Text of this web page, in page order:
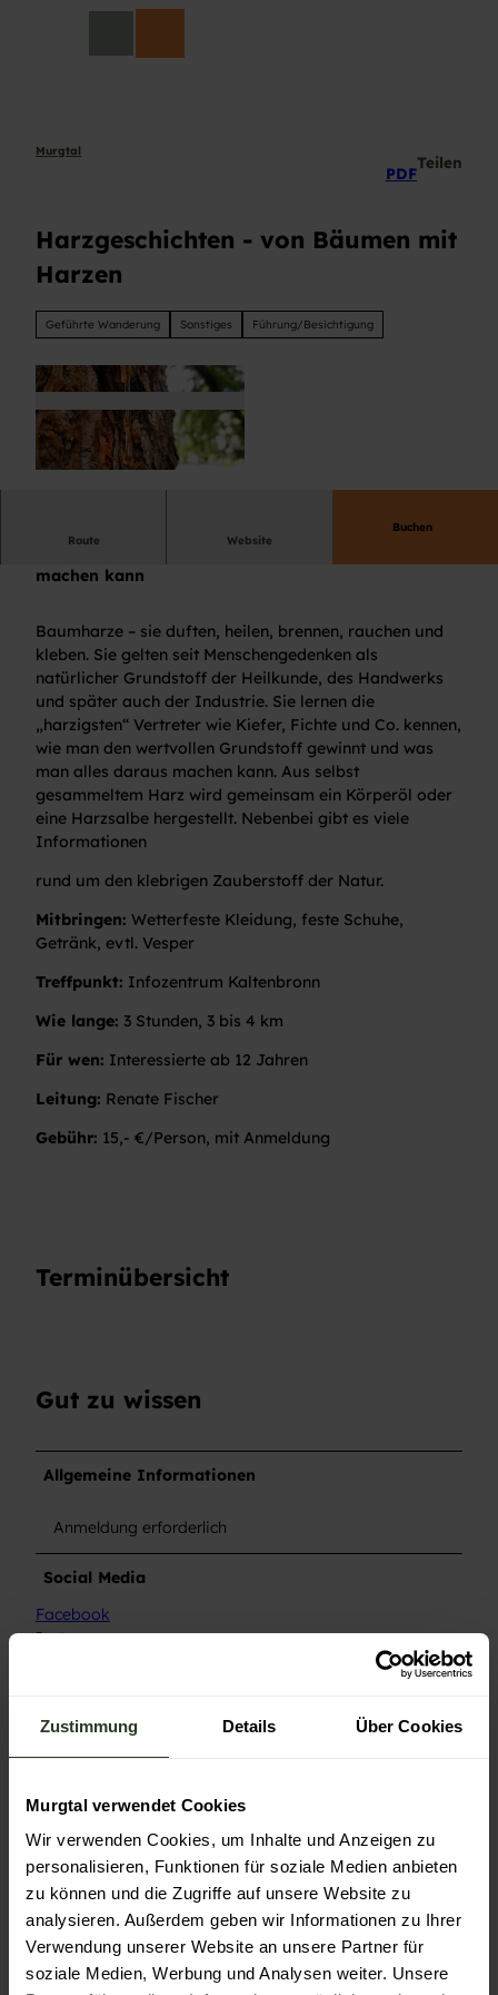
Zustimmung Details Über Cookies
Murgtal verwendet Cookies
Wir verwenden Cookies, um Inhalte und Anzeigen zu
personalisieren, Funktionen für soziale Medien anbieten
zu können und die Zugriffe auf unsere Website zu
analysieren. Außerdem geben wir Informationen zu Ihrer
Verwendung unserer Website an unsere Partner für
soziale Medien, Werbung und Analysen weiter. Unsere
Murgtal
PDF
Teilen
Harzgeschichten - von Bäumen mit
Harzen
Geführte Wanderung Sonstiges Führung/Besichtigung
Route Website
Buchen
machen kann
Baumharze – sie duften, heilen, brennen, rauchen und
kleben. Sie gelten seit Menschengedenken als
natürlicher Grundstoff der Heilkunde, des Handwerks
und später auch der Industrie. Sie lernen die
„harzigsten“ Vertreter wie Kiefer, Fichte und Co. kennen,
wie man den wertvollen Grundstoff gewinnt und was
man alles daraus machen kann. Aus selbst
gesammeltem Harz wird gemeinsam ein Körperöl oder
eine Harzsalbe hergestellt. Nebenbei gibt es viele
Informationen
rund um den klebrigen Zauberstoff der Natur.
Mitbringen: Wetterfeste Kleidung, feste Schuhe,
Getränk, evtl. Vesper
Treffpunkt: Infozentrum Kaltenbronn
Wie lange: 3 Stunden, 3 bis 4 km
Für wen: Interessierte ab 12 Jahren
Leitung: Renate Fischer
Gebühr: 15,- €/Person, mit Anmeldung
Terminübersicht
Gut zu wissen
Allgemeine Informationen
Anmeldung erforderlich
Social Media
Facebook
Instagram
Gebühr
mit Anmeldung
Autor:in
Gernsbach
Organisation